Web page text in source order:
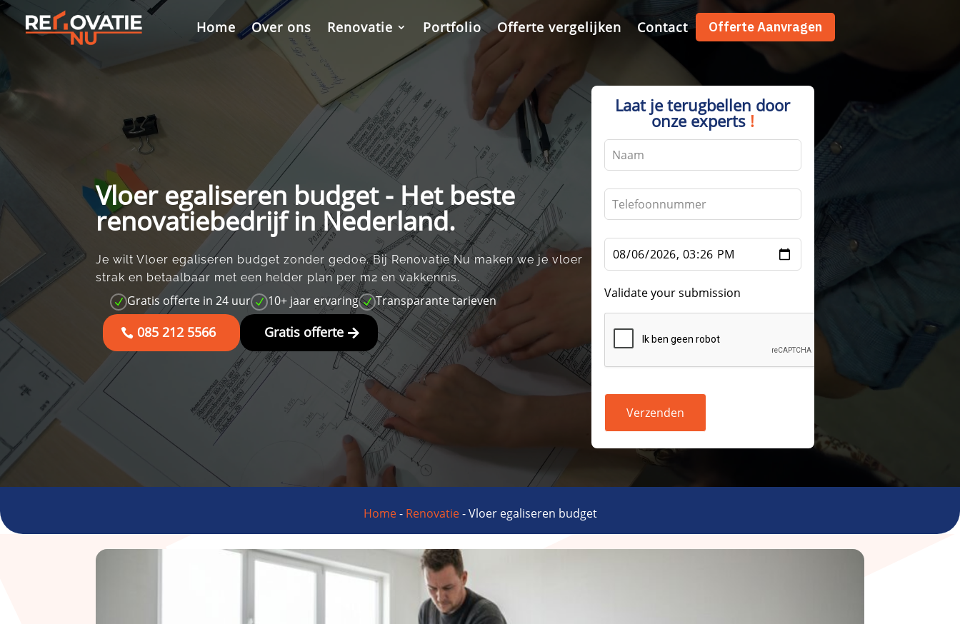
Home Over ons Renovatie Portfolio Offerte vergelijken Contact Offerte Aanvragen
Videospeler
Vloer egaliseren budget - Het beste
renovatiebedrijf in Nederland.
Je wilt Vloer egaliseren budget zonder gedoe.​ Bij Renovatie Nu maken we je vloer
strak en betaalbaar met een helder plan per m2 en vakkennis.​
N Gratis offerte in 24 uur N 10+ jaar ervaring N Transparante tarieven
085 212 5566 Gratis offerte
Laat je terugbellen door
onze experts !
Leave
this
blank
Validate your submission
Verzenden
Home- Renovatie-Vloer egaliseren budget